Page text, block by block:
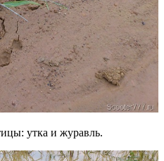
утка и журавль.